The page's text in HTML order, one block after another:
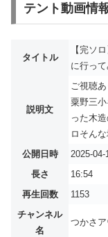
テント動画情
タイトル
【完ソ
に行っ
説明文
ご視聴
粟野三
った木
ロそん
公開日時
2025-
長さ
16:54
再生回数
1153
チャンネル
名
つかさ